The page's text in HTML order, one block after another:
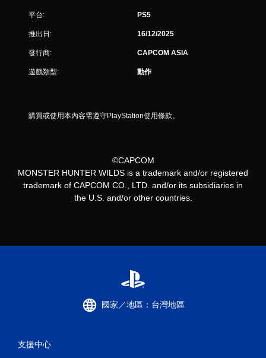
平台: PS5
推出日: 16/12/2025
發行商: CAPCOM ASIA
遊戲類型: 動作
購買或使用本內容需遵守PlayStation使用條款。
©CAPCOM
MONSTER HUNTER WILDS is a trademark and/or registered
trademark of CAPCOM CO., LTD. and/or its subsidiaries in
the U.S. and/or other countries.
國家／地區：台灣地區
支援中心